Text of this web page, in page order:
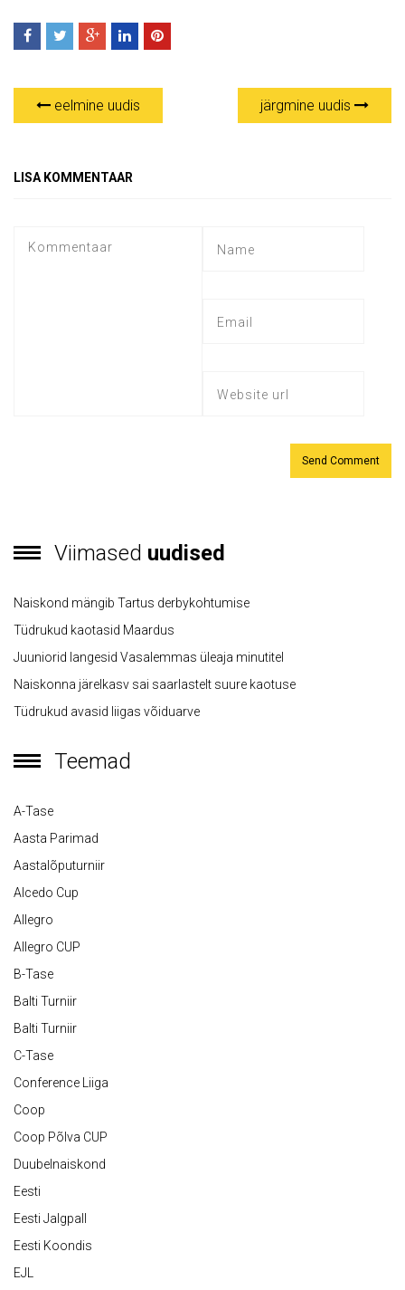
eelmine uudis järgmine uudis
LISA KOMMENTAAR
Viimased uudised
Naiskond mängib Tartus derbykohtumise
Tüdrukud kaotasid Maardus
Juuniorid langesid Vasalemmas üleaja minutitel
Naiskonna järelkasv sai saarlastelt suure kaotuse
Tüdrukud avasid liigas võiduarve
Teemad
A-Tase
Aasta Parimad
Aastalõputurniir
Alcedo Cup
Allegro
Allegro CUP
B-Tase
Balti Turniir
Balti Turniir
C-Tase
Conference Liiga
Coop
Coop Põlva CUP
Duubelnaiskond
Eesti
Eesti Jalgpall
Eesti Koondis
EJL